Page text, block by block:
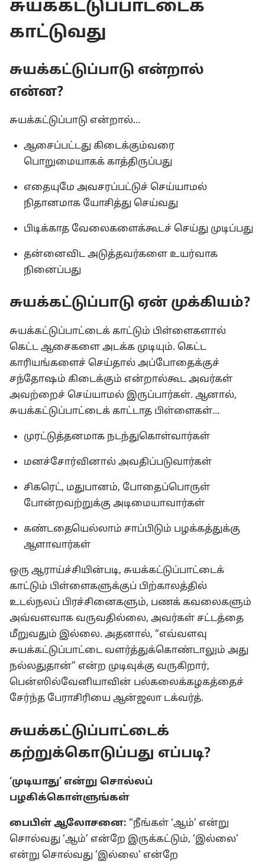
சுயக்கட்டுப்பாட்டைக்
காட்டுவது
சுயக்கட்டுப்பாடு என்றால்
என்ன?
சுயக்கட்டுப்பாடு என்றால்...
ஆசைப்பட்டது கிடைக்கும்வரை
பொறுமையாகக் காத்திருப்பது
எதையுமே அவசரப்பட்டுச் செய்யாமல்
நிதானமாக யோசித்து செய்வது
பிடிக்காத வேலைகளைக்கூடச் செய்து முடிப்பது
தன்னைவிட அடுத்தவர்களை உயர்வாக
நினைப்பது
சுயக்கட்டுப்பாடு ஏன் முக்கியம்?
சுயக்கட்டுப்பாட்டைக் காட்டும் பிள்ளைகளால்
கெட்ட ஆசைகளை அடக்க முடியும். கெட்ட
காரியங்களைச் செய்தால் அப்போதைக்குச்
சந்தோஷம் கிடைக்கும் என்றால்கூட அவர்கள்
அவற்றைச் செய்யாமல் இருப்பார்கள். ஆனால்,
சுயக்கட்டுப்பாட்டைக் காட்டாத பிள்ளைகள்...
முரட்டுத்தனமாக நடந்துகொள்வார்கள்
மனச்சோர்வினால் அவதிப்படுவார்கள்
சிகரெட், மதுபானம், போதைப்பொருள்
போன்றவற்றுக்கு அடிமையாவார்கள்
கண்டதையெல்லாம் சாப்பிடும் பழக்கத்துக்கு
ஆளாவார்கள்
ஒரு ஆராய்ச்சியின்படி, சுயக்கட்டுப்பாட்டைக்
காட்டும் பிள்ளைகளுக்குப் பிற்காலத்தில்
உடல்நலப் பிரச்சினைகளும், பணக் கவலைகளும்
அவ்வளவாக வருவதில்லை, அவர்கள் சட்டத்தை
மீறுவதும் இல்லை. அதனால், “எவ்வளவு
சுயக்கட்டுப்பாட்டை வளர்த்துக்கொண்டாலும் அது
நல்லதுதான்” என்ற முடிவுக்கு வருகிறார்,
பென்ஸில்வேனியாவின் பல்கலைக்கழகத்தைச்
சேர்ந்த பேராசிரியை ஆன்ஜலா டக்வர்த்.
சுயக்கட்டுப்பாட்டைக்
கற்றுக்கொடுப்பது எப்படி?
‘முடியாது’ என்று சொல்லப்
பழகிக்கொள்ளுங்கள்
பைபிள் ஆலோசனை: “நீங்கள் ‘ஆம்’ என்று
சொல்வது ‘ஆம்’ என்றே இருக்கட்டும், ‘இல்லை’
என்று சொல்வது ‘இல்லை’ என்றே